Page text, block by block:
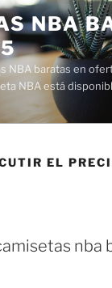
NBA
NBA baratas en
NBA está
EL
nba